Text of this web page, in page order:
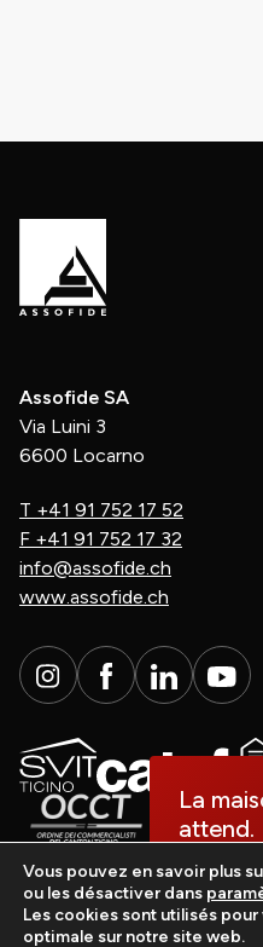
La
attend.
Assofide SA
Via Luini 3
6600 Locarno
T +41 91 752 17 52
F +41 91 752 17 32
info@assofide.ch
www.assofide.ch
Vous pouvez en savoir plus
ou les désactiver dans
Les cookies sont utilisés
optimale sur notre site web.